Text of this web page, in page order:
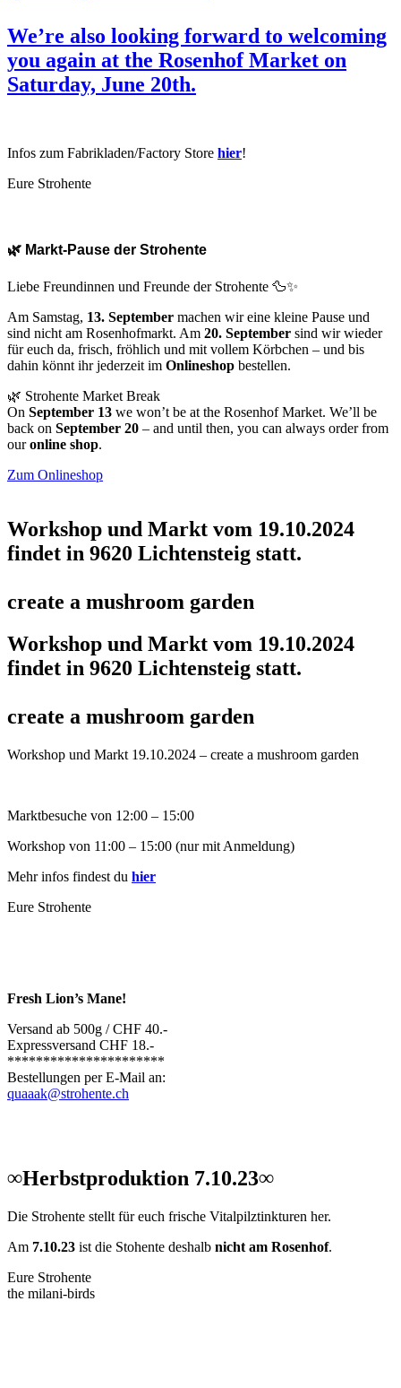
We’re also looking forward to welcoming
you again at the RosenhofMarket on
Saturday, June 20th.
Infos zum Fabrikladen/Factory Store hier!
Eure Strohente
🌿 Markt-Pause der Strohente
Liebe Freundinnen und Freunde der Strohente 🦆✨
Am Samstag, 13. September machen wir eine kleine Pause und
sind nicht am Rosenhofmarkt. Am 20. September sind wir wieder
für euch da, frisch, fröhlich und mit vollem Körbchen – und bis
dahin könnt ihr jederzeit im Onlineshop bestellen.
🌿 Strohente Market Break
On September 13 we won’t be at the Rosenhof Market. We’ll be
back on September 20 – and until then, you can always order from
ouronline shop.
Zum Onlineshop
Workshop und Markt vom 19.10.2024
findet in 9620 Lichtensteig statt.
create a mushroom garden
Workshop und Markt vom 19.10.2024
findet in 9620 Lichtensteig statt.
create a mushroom garden
Workshop und Markt 19.10.2024 – create a mushroom garden
Marktbesuche von 12:00 – 15:00
Workshop von 11:00 – 15:00 (nur mit Anmeldung)
Mehr infos findest du hier
Eure Strohente
Fresh Lion’s Mane!
Versand ab 500g / CHF 40.-
Expressversand CHF 18.-
**********************
Bestellungen per E-Mail an:
quaaak@strohente.ch
∞Herbstproduktion 7.10.23∞
Die Strohente stellt für euch frische Vitalpilztinkturen her.
Am 7.10.23 ist die Stohente deshalb nicht am Rosenhof.
Eure Strohente
the milani-birds